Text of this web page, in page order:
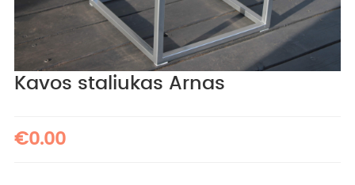
Kavos staliukas Arnas
€0.00